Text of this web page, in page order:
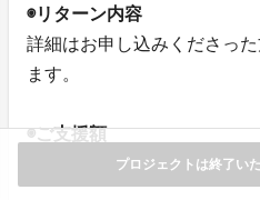
プロジェクトは終了い
◉リターン内容
詳細はお申し込みくださっ
ます。
◉ご支援額
15,000円（税込・送料込）